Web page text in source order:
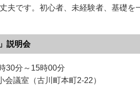
夫です。初心者、未経験者、基礎
説明会
30分～15時00分
議室（古川町本町2-22​）